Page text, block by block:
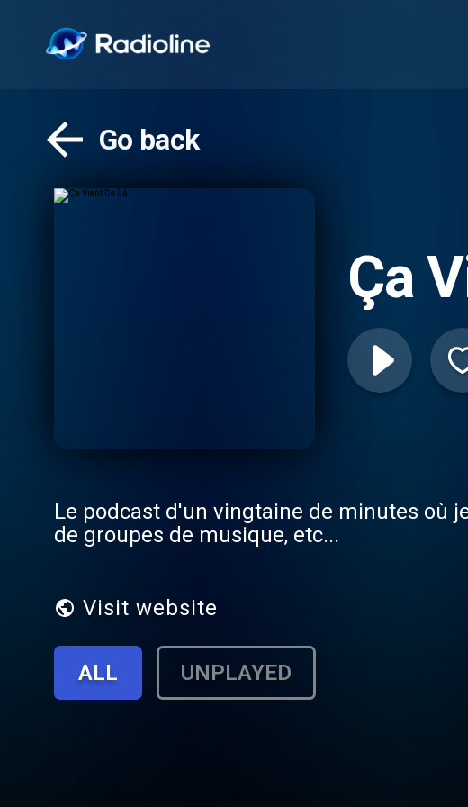
Go back
Ça
Le podcast d'un vingtaine de minutes où
de groupes de musique, etc...
Visit website
ALL UNPLAYED